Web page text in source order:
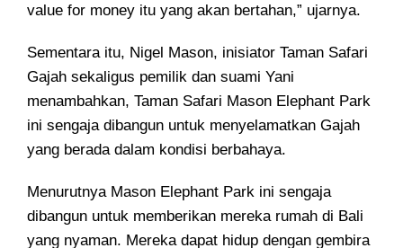
value for money itu yang akan bertahan,” ujarnya.
Sementara itu, Nigel Mason, inisiator Taman Safari
Gajah sekaligus pemilik dan suami Yani
menambahkan, Taman Safari Mason Elephant Park
ini sengaja dibangun untuk menyelamatkan Gajah
yang berada dalam kondisi berbahaya.
Menurutnya Mason Elephant Park ini sengaja
dibangun untuk memberikan mereka rumah di Bali
yang nyaman. Mereka dapat hidup dengan gembira